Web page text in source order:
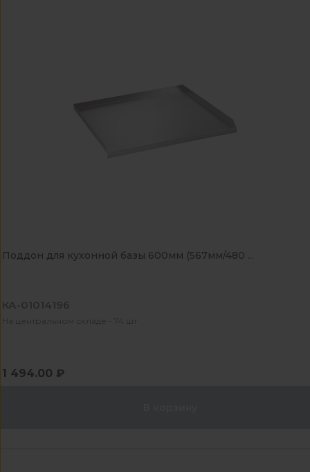
Поддон для кухонной базы 600мм (567мм/480 ...
КА-01014196
На центральном складе - 74 шт
1 494.00 ₽